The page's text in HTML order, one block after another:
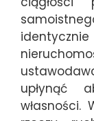
upłynąć
własności.